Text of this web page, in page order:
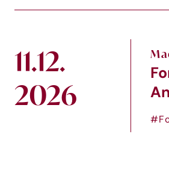
11.12.
2026